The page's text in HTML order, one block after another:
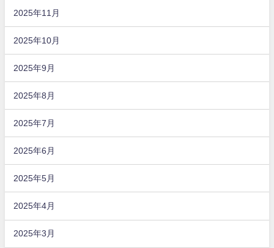
2025年11月
2025年10月
2025年9月
2025年8月
2025年7月
2025年6月
2025年5月
2025年4月
2025年3月